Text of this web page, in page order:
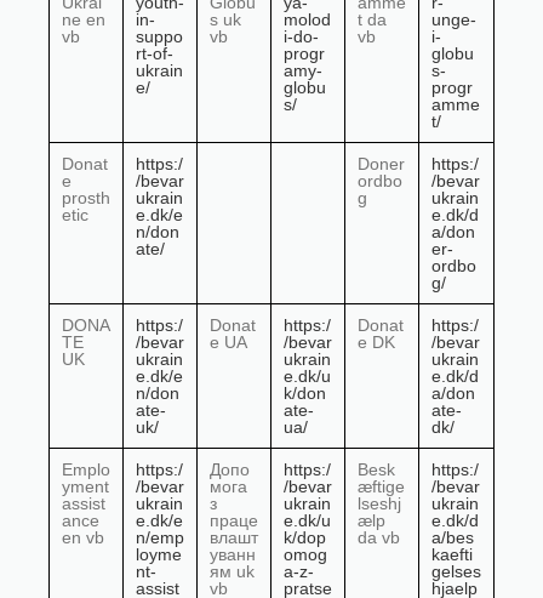
ne en
vb
in-
suppo
rt-of-
ukrain
e/
s uk
vb
molod
i-do-
progr
amy-
globu
s/
t da
vb
unge-
i-
globu
s-
progr
amme
t/
Donat
e
prosth
etic
https:/
/bevar
ukrain
e.dk/e
n/don
ate/
Doner
ordbo
g
https:/
/bevar
ukrain
e.dk/d
a/don
er-
ordbo
g/
DONA
TE
UK
https:/
/bevar
ukrain
e.dk/e
n/don
ate-
uk/
Donat
e UA
https:/
/bevar
ukrain
e.dk/u
k/don
ate-
ua/
Donat
e DK
https:/
/bevar
ukrain
e.dk/d
a/don
ate-
dk/
Emplo
yment
assist
ance
en vb
https:/
/bevar
ukrain
e.dk/e
n/emp
loyme
nt-
assist
Допо
мога
з
праце
влашт
уванн
ям uk
vb
https:/
/bevar
ukrain
e.dk/u
k/dop
omog
a-z-
pratse
Besk
æftige
lseshj
ælp
da vb
https:/
/bevar
ukrain
e.dk/d
a/bes
kaefti
gelses
hjaelp